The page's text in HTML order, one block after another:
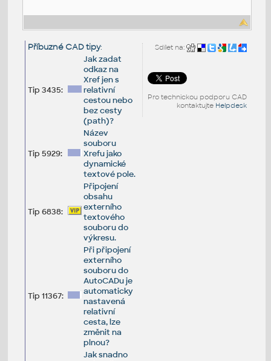
Sdílet na:
Pro technickou podporu CAD
kontaktujte Helpdesk
Příbuzné CAD tipy:
Tip 3435:
Jak zadat
odkaz na
Xref jen s
relativní
cestou nebo
bez cesty
(path)?
Tip 5929:
Název
souboru
Xrefu jako
dynamické
textové pole.
Tip 6838:
Připojení
obsahu
externího
textového
souboru do
výkresu.
Tip 11367:
Při připojení
externího
souboru do
AutoCADu je
automaticky
nastavená
relativní
cesta, lze
změnit na
plnou?
Jak snadno